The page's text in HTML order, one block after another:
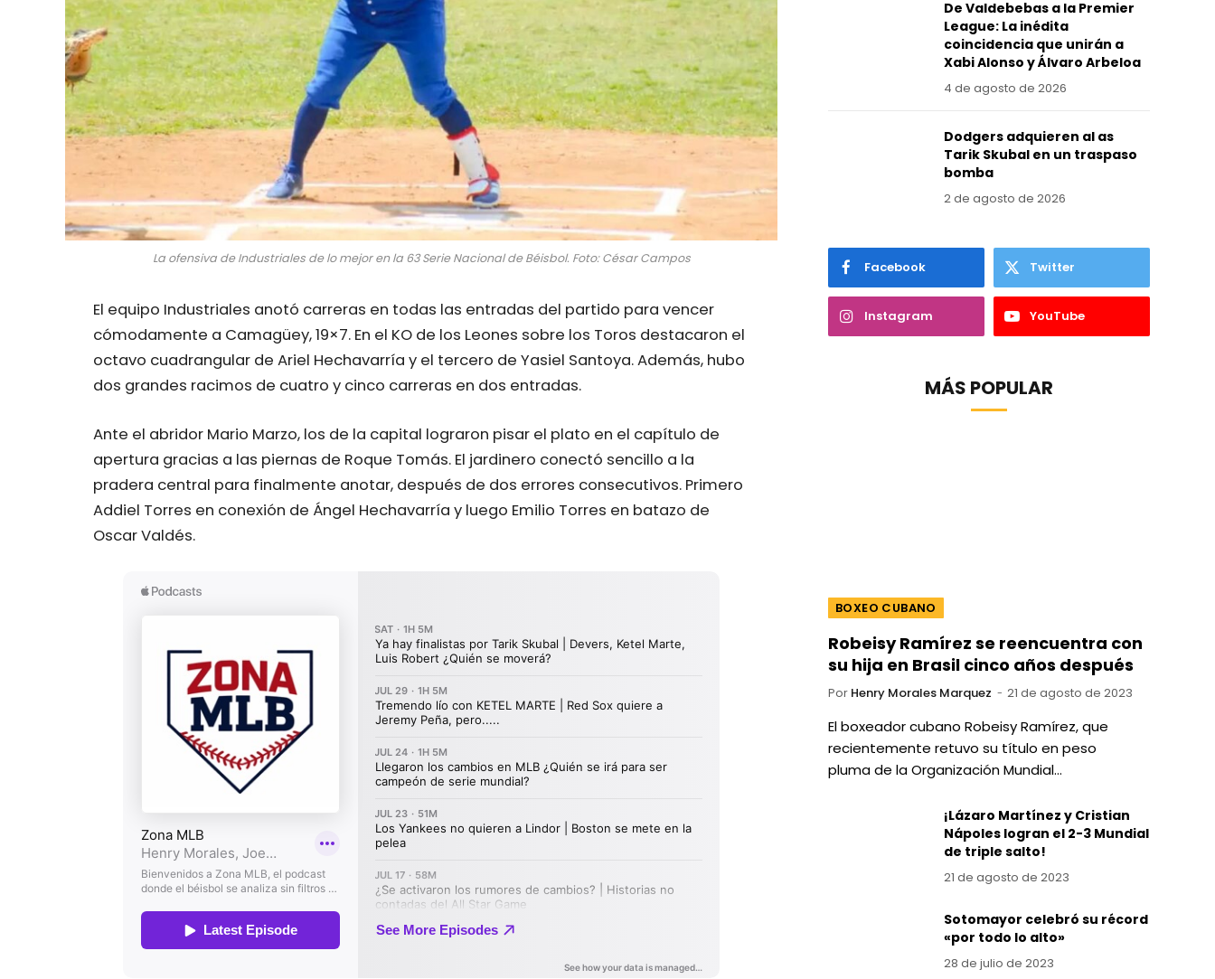
La ofensiva de Industriales de lo mejor en la 63 Serie Nacional de Béisbol. Foto: César Campos
El equipo Industriales anotó carreras en todas las entradas del partido para vencer
cómodamente a Camagüey, 19×7. En el KO de los Leones sobre los Toros destacaron el
octavo cuadrangular de Ariel Hechavarría y el tercero de Yasiel Santoya. Además, hubo
dos grandes racimos de cuatro y cinco carreras en dos entradas.
Ante el abridor Mario Marzo, los de la capital lograron pisar el plato en el capítulo de
apertura gracias a las piernas de Roque Tomás. El jardinero conectó sencillo a la
pradera central para finalmente anotar, después de dos errores consecutivos. Primero
Addiel Torres en conexión de Ángel Hechavarría y luego Emilio Torres en batazo de
Oscar Valdés.
De Valdebebas a la Premier
League: La inédita
coincidencia que unirán a
Xabi Alonso y Álvaro Arbeloa
4 de agosto de 2026
Dodgers adquieren al as
Tarik Skubal en un traspaso
bomba
2 de agosto de 2026
Facebook Twitter
Instagram YouTube
MÁS POPULAR
BOXEO CUBANO
Robeisy Ramírez se reencuentra con
su hija en Brasil cinco años después
Por Henry Morales Marquez 21 de agosto de 2023
El boxeador cubano Robeisy Ramírez, que
recientemente retuvo su título en peso
pluma de la Organización Mundial…
¡Lázaro Martínez y Cristian
Nápoles logran el 2-3 Mundial
de triple salto!
21 de agosto de 2023
Sotomayor celebró su récord
«por todo lo alto»
28 de julio de 2023